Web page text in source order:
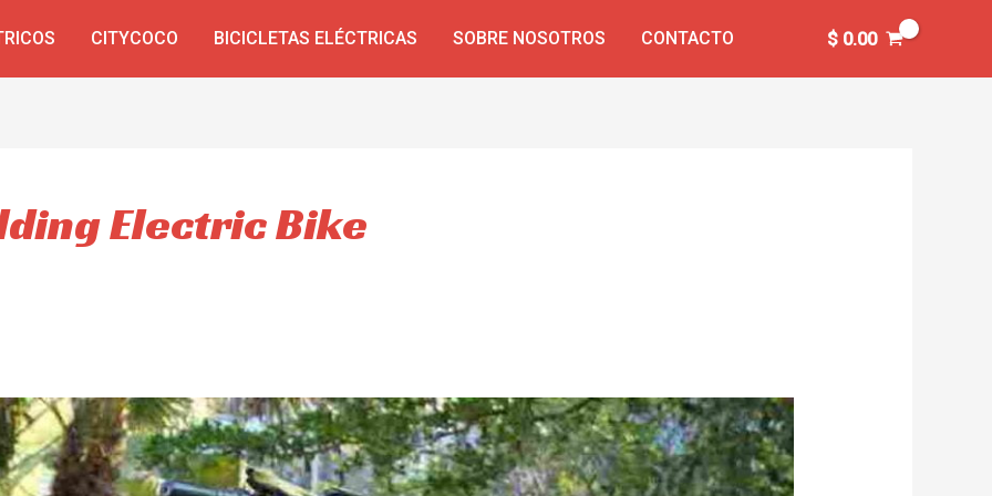
CITYCOCO BICICLETAS ELÉCTRICAS SOBRE NOSOTROS CONTACTO $0.00
Electric Bike